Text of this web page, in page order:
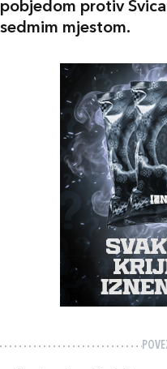
pobjedom protiv
sedmim mjestom.